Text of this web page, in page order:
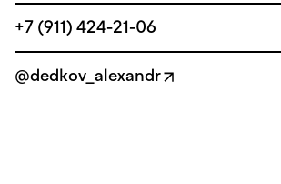
+7 (911) 424-21-06
@dedkov_alexandr